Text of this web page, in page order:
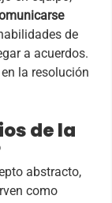
de
a acuerdos.
la resolución
de la
abstracto,
como